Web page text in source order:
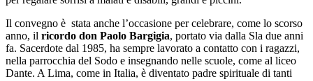
Il convegno è stata anche l’occasione per celebrare, come lo scorso
anno, il ricordo don Paolo Bargigia, portato via dalla Sla due anni
fa. Sacerdote dal 1985, ha sempre lavorato a contatto con i ragazzi,
nella parrocchia del Sodo e insegnando nelle scuole, come al liceo
Dante. A Lima, come in Italia, è diventato padre spirituale di tanti